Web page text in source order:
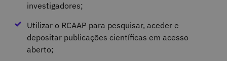
investigadores;
Utilizar o RCAAP para pesquisar, aceder e
depositar publicações científicas em acesso
aberto;